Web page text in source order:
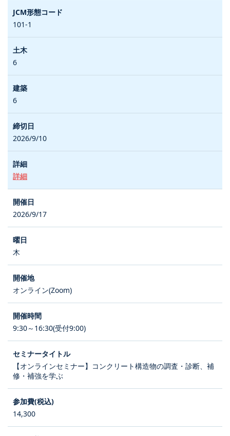
101-1
6
6
2026/9/10
詳細
2026/9/17
木
オンライン(Zoom)
9:30～16:30(受付9:00)
【オンラインセミナー】コンクリート構造物の調査・診断、補
修・補強を学ぶ
14,300